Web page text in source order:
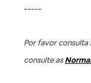
-----
Por favor consulta
consulte as